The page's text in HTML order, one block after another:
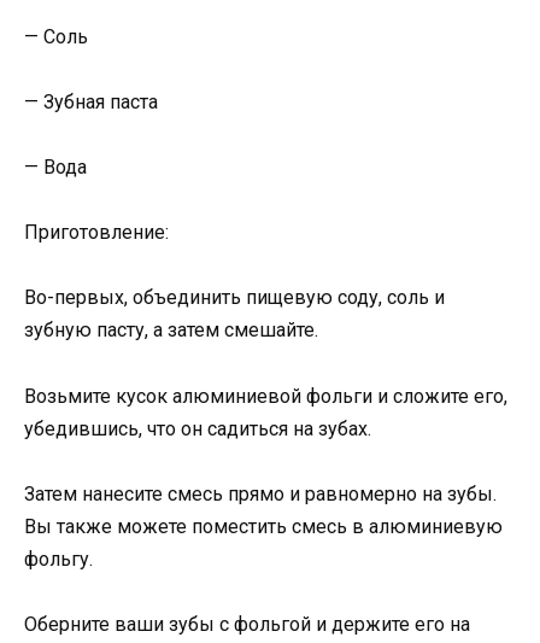
— Соль
— Зубная паста
— Вода
Приготовление:
Во-первых, объединить пищевую соду, соль и
зубную пасту, а затем смешайте.
Возьмите кусок алюминиевой фольги и сложите его,
убедившись, что он садиться на зубах.
Затем нанесите смесь прямо и равномерно на зубы.
Вы также можете поместить смесь в алюминиевую
фольгу.
Оберните ваши зубы с фольгой и держите его на